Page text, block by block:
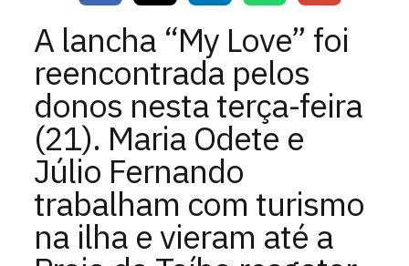
A lancha “My Love” foi
reencontrada pelos
donos nesta terça-feira
(21). Maria Odete e
Júlio Fernando
trabalham com turismo
na ilha e vieram até a